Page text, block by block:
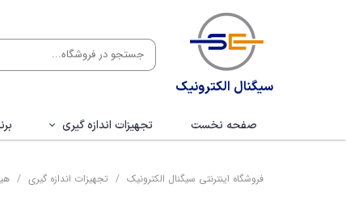
صفحه نخست تجهیزات اندازه گیری
سیگنال الکترونیک
فروشگاه اینترنتی سیگنال الکترونیک تجهیزات اندازه گیری